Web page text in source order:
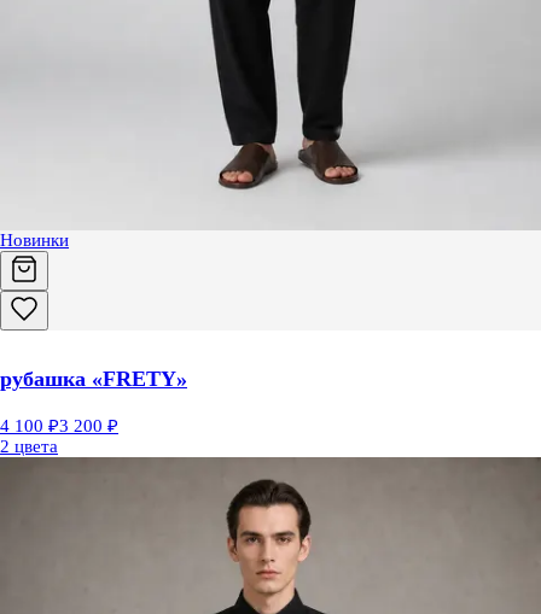
Новинки
рубашка «FRETY»
4 100 ₽3 200 ₽
2 цвета